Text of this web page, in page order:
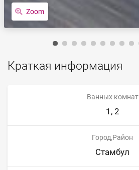
Zoom
Краткая информация
Ванных комнат
1, 2
Город,Район
Стамбул